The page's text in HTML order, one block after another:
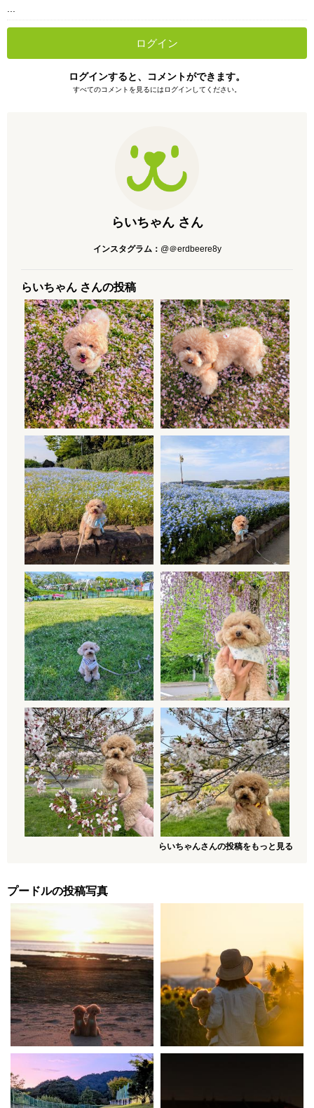
ログイン
ログインすると、コメントができます。
すべてのコメントを見るにはログインしてください。
らいちゃん さん
インスタグラム： @＠erdbeere8y
らいちゃん さんの投稿
らいちゃんさんの投稿をもっと見る
プードルの投稿写真